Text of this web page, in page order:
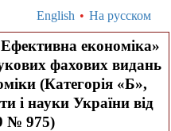
English • На русском
економіка»
фахових видань
(Категорія «Б»,
і науки України від
№ 975)